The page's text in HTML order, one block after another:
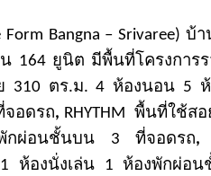
Form Bangna – Srivaree) บ้า
น 164 ยูนิต มีพื้นที่โครงการ
310 ตร.ม.4 ห้องนอน 5
จอดรถ, RHYTHM พื้นที่ ใช้ส
กผ่อนชั้นบน 3 ที่จอดรถ
1 ห้องนั่งเล่น 1 ห้องพักผ่อ